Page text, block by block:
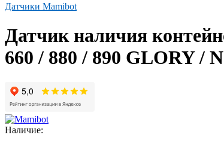
Датчики Mamibot
Датчик наличия
660 / 880 / 890 GLORY /
Наличие: